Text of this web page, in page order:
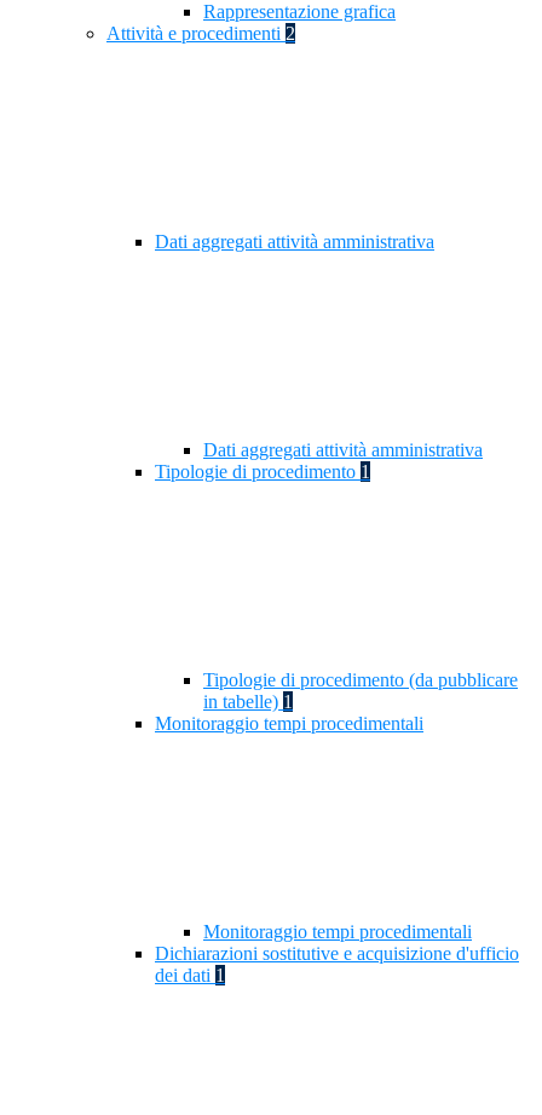
Rappresentazione grafica
Attività e procedimenti 2
Dati aggregati attività amministrativa
Dati aggregati attività amministrativa
Tipologie di procedimento 1
Tipologie di procedimento (da pubblicare
in tabelle) 1
Monitoraggio tempi procedimentali
Monitoraggio tempi procedimentali
Dichiarazioni sostitutive e acquisizione d'ufficio
dei dati 1